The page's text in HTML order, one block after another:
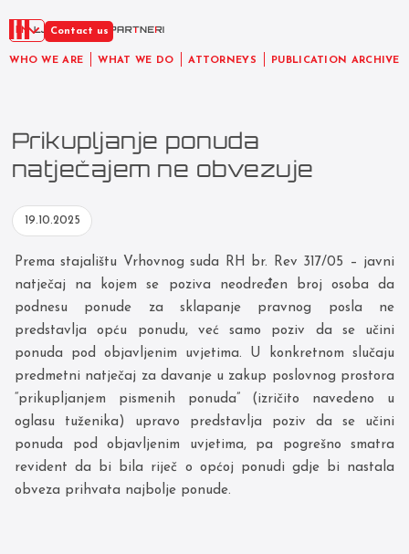
WHO WE ARE WHAT WE DO ATTORNEYS PUBLICATION ARCHIVE
EN Contact us
Prikupljanje ponuda
natječajem ne obvezuje
19.10.2025
Prema stajalištu Vrhovnog suda RH br. Rev 317/05 – javni
natječaj na kojem se poziva neodređen broj osoba da
podnesu ponude za sklapanje pravnog posla ne
predstavlja opću ponudu, već samo poziv da se učini
ponuda pod objavljenim uvjetima. U konkretnom slučaju
predmetni natječaj za davanje u zakup poslovnog prostora
“prikupljanjem pismenih ponuda” (izričito navedeno u
oglasu tuženika) upravo predstavlja poziv da se učini
ponuda pod objavljenim uvjetima, pa pogrešno smatra
revident da bi bila riječ o općoj ponudi gdje bi nastala
obveza prihvata najbolje ponude.